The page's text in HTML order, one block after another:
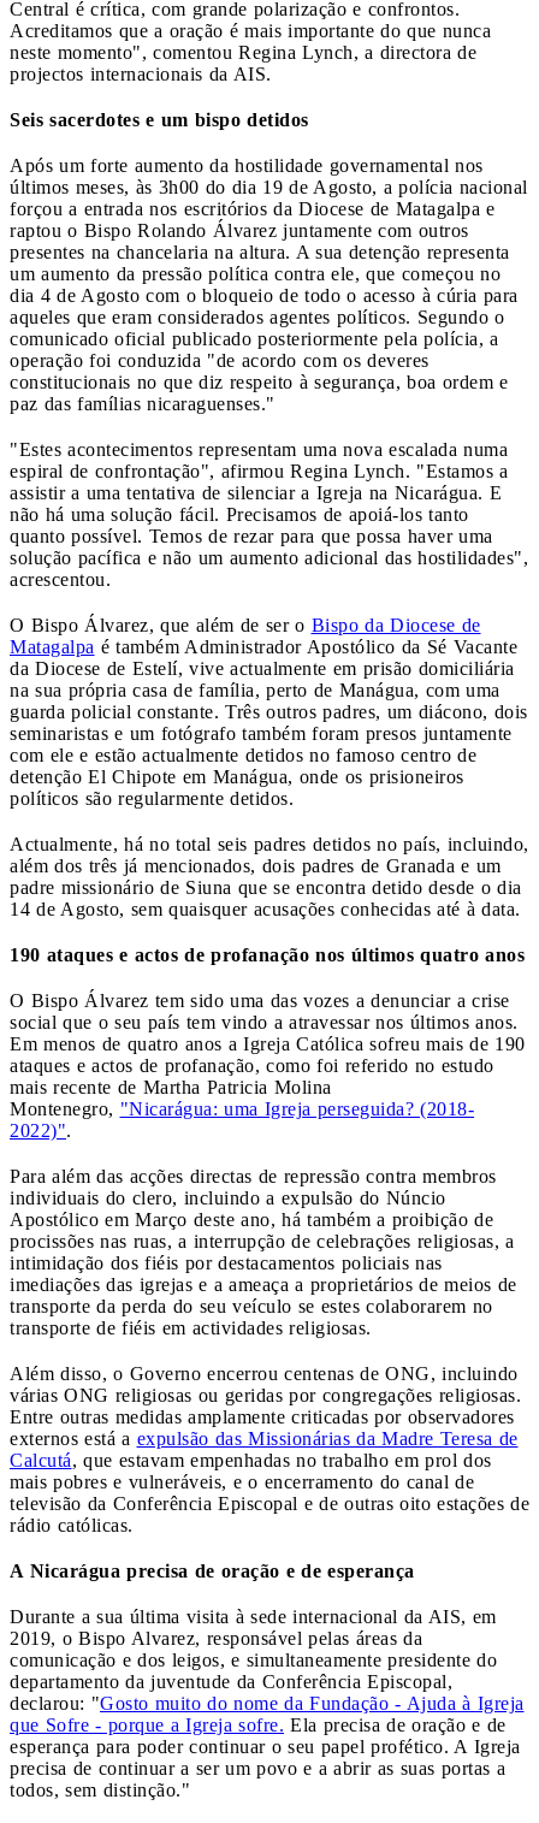
Central é crítica, com grande polarização e confrontos.
Acreditamos que a oração é mais importante do que nunca
neste momento", comentou Regina Lynch, a directora de
projectos internacionais da AIS.
Seis sacerdotes e um bispo detidos
Após um forte aumento da hostilidade governamental nos
últimos meses, às 3h00 do dia 19 de Agosto, a polícia nacional
forçou a entrada nos escritórios da Diocese de Matagalpa e
raptou o Bispo Rolando Álvarez juntamente com outros
presentes na chancelaria na altura. A sua detenção representa
um aumento da pressão política contra ele, que começou no
dia 4 de Agosto com o bloqueio de todo o acesso à cúria para
aqueles que eram considerados agentes políticos. Segundo o
comunicado oficial publicado posteriormente pela polícia, a
operação foi conduzida "de acordo com os deveres
constitucionais no que diz respeito à segurança, boa ordem e
paz das famílias nicaraguenses."
"Estes acontecimentos representam uma nova escalada numa
espiral de confrontação", afirmou Regina Lynch. "Estamos a
assistir a uma tentativa de silenciar a Igreja na Nicarágua. E
não há uma solução fácil. Precisamos de apoiá-los tanto
quanto possível. Temos de rezar para que possa haver uma
solução pacífica e não um aumento adicional das hostilidades",
acrescentou.
O Bispo Álvarez, que além de ser o Bispo da Diocese de
Matagalpa é também Administrador Apostólico da Sé Vacante
da Diocese de Estelí, vive actualmente em prisão domiciliária
na sua própria casa de família, perto de Manágua, com uma
guarda policial constante. Três outros padres, um diácono, dois
seminaristas e um fotógrafo também foram presos juntamente
com ele e estão actualmente detidos no famoso centro de
detenção El Chipote em Manágua, onde os prisioneiros
políticos são regularmente detidos.
Actualmente, há no total seis padres detidos no país, incluindo,
além dos três já mencionados, dois padres de Granada e um
padre missionário de Siuna que se encontra detido desde o dia
14 de Agosto, sem quaisquer acusações conhecidas até à data.
190 ataques e actos de profanação nos últimos quatro anos
O Bispo Álvarez tem sido uma das vozes a denunciar a crise
social que o seu país tem vindo a atravessar nos últimos anos.
Em menos de quatro anos a Igreja Católica sofreu mais de 190
ataques e actos de profanação, como foi referido no estudo
mais recente de Martha Patricia Molina
Montenegro, "Nicarágua: uma Igreja perseguida? (2018-
2022)".
Para além das acções directas de repressão contra membros
individuais do clero, incluindo a expulsão do Núncio
Apostólico em Março deste ano, há também a proibição de
procissões nas ruas, a interrupção de celebrações religiosas, a
intimidação dos fiéis por destacamentos policiais nas
imediações das igrejas e a ameaça a proprietários de meios de
transporte da perda do seu veículo se estes colaborarem no
transporte de fiéis em actividades religiosas.
Além disso, o Governo encerrou centenas de ONG, incluindo
várias ONG religiosas ou geridas por congregações religiosas.
Entre outras medidas amplamente criticadas por observadores
externos está a expulsão das Missionárias da Madre Teresa de
Calcutá, que estavam empenhadas no trabalho em prol dos
mais pobres e vulneráveis, e o encerramento do canal de
televisão da Conferência Episcopal e de outras oito estações de
rádio católicas.
A Nicarágua precisa de oração e de esperança
Durante a sua última visita à sede internacional da AIS, em
2019, o Bispo Alvarez, responsável pelas áreas da
comunicação e dos leigos, e simultaneamente presidente do
departamento da juventude da Conferência Episcopal,
declarou: "Gosto muito do nome da Fundação - Ajuda à Igreja
que Sofre - porque a Igreja sofre. Ela precisa de oração e de
esperança para poder continuar o seu papel profético. A Igreja
precisa de continuar a ser um povo e a abrir as suas portas a
todos, sem distinção."